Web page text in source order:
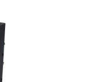
клапан Siemens